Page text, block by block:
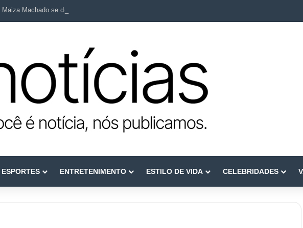
Maiza Machado se destaca como referência em terapia capilar e saúde do couro cabeludo
ESPORTES ENTRETENIMENTO ESTILO DE VIDA CELEBRIDADES